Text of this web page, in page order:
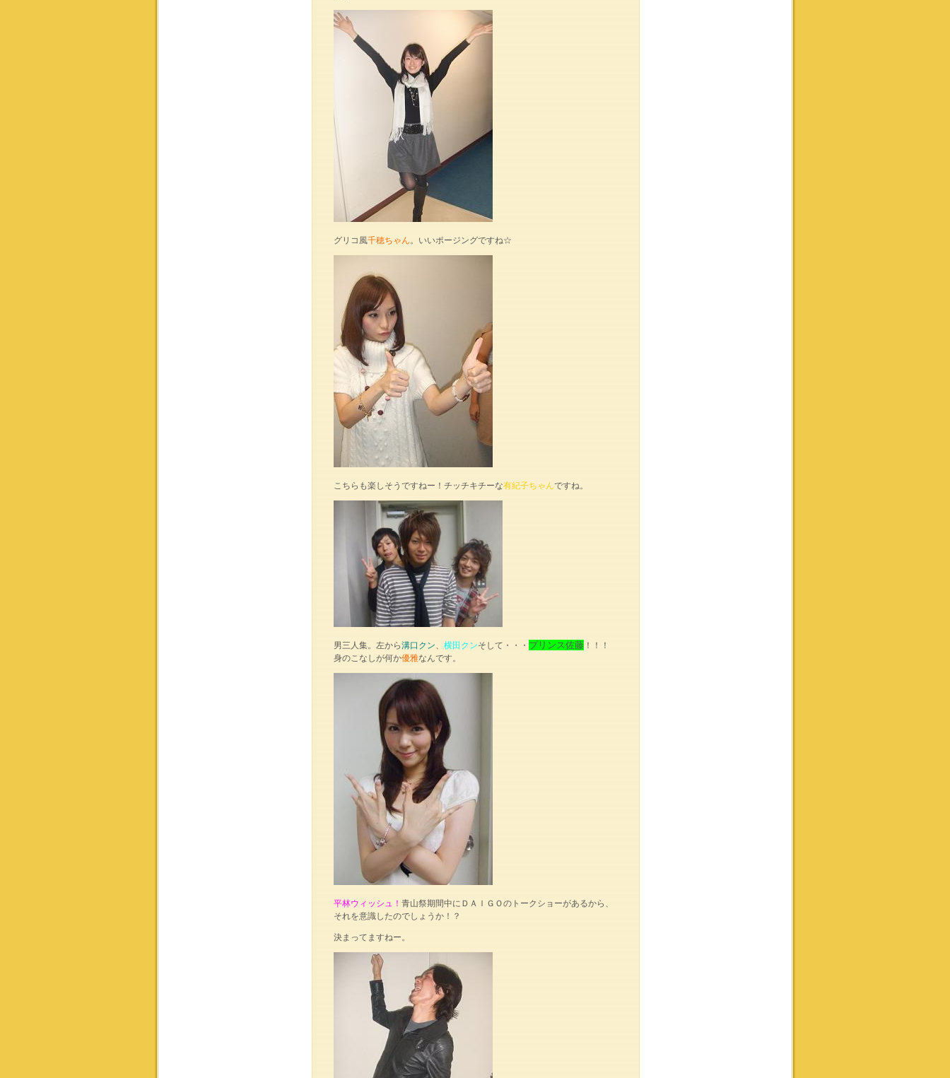
グリコ風千穂ちゃん。いいポージングですね☆
こちらも楽しそうですねー！チッチキチーな有紀子ちゃんですね。
男三人集。左から溝口クン、 横田クンそして・・・ プリンス佐藤 ！！！
身のこなしが何か優雅なんです。
平林ウィッシュ！ 青山祭期間中にＤＡＩＧＯのトークショーがあるから、
それを意識したのでしょうか！？
決まってますねー。